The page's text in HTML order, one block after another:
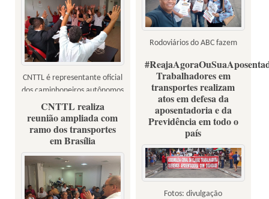
Rodoviários do ABC fazem
população para o Dia Nacional
de Luta contra a Reforma da
Previdência - 22 de março
CNTTL é representante oficial
dos caminhoneiros autônomos
do país
Trabalhadores em
transportes realizam
atos em defesa da
aposentadoria e da
Previdência em todo o
país
Fotos: divulgação
CNTTL realiza
reunião ampliada com
ramo dos transportes
em Brasília